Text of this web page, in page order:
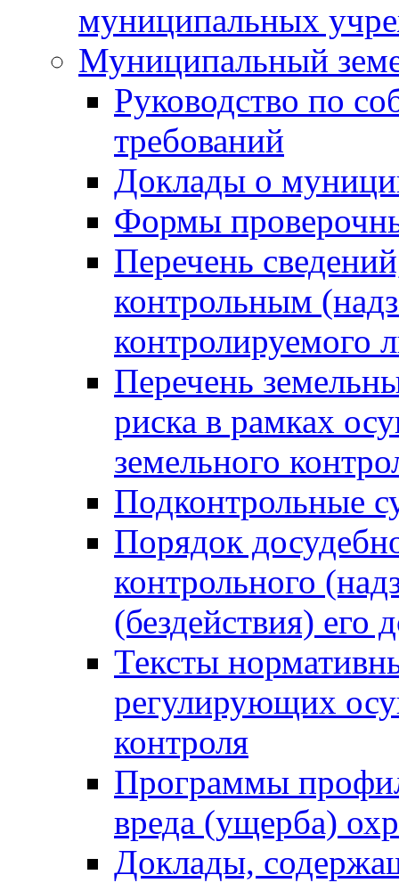
муниципальных
Муниципальный
Руководство по
требований
Доклады о
Формы
Перечень
контрольным
контролируемого
Перечень
риска в рамках
земельного
Подконтрольные
Порядок
контрольного
(бездействия)
Тексты
регулирующих
контроля
Программы
вреда (ущерба)
Доклады,